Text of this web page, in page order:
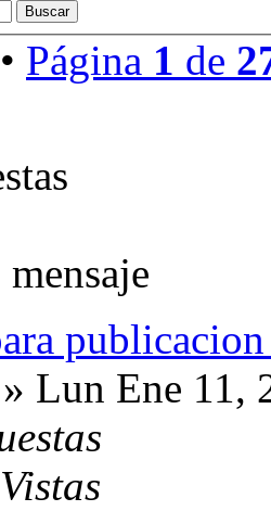
Página 1 de
» Lun Ene 11,
Vistas